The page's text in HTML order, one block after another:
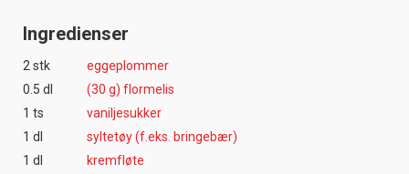
Ingredienser
2 stk
eggeplommer
0.5 dl
(30 g) flormelis
1 ts
vaniljesukker
1 dl
syltetøy (f.eks. bringebær)
1 dl
kremfløte